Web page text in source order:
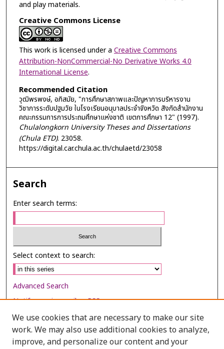
and play materials.
Creative Commons License
This work is licensed under a Creative Commons
Attribution-NonCommercial-No Derivative Works 4.0
International License.
Recommended Citation
วุฒิพรพงษ์, อภิสมัย, "การศึกษาสภาพและปัญหาการบริหารงาน
วิชาการระดับปฐมวัย ในโรงเรียนอนุบาลประจำจังหวัด สังกัดสำนักงาน
คณะกรรมการการประถมศึกษาแห่งชาติ เขตการศึกษา 12" (1997).
Chulalongkorn University Theses and Dissertations
(Chula ETD). 23058.
https://digital.car.chula.ac.th/chulaetd/23058
Search
Enter search terms:
Select context to search:
Advanced Search
Notify me via email orRSS
Browse
Collections
We use cookies that are necessary to make our site
work. We may also use additional cookies to analyze,
improve, and personalize our content and your